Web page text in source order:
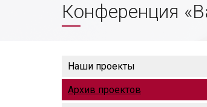
Конференция
Наши проекты
Архив проектов